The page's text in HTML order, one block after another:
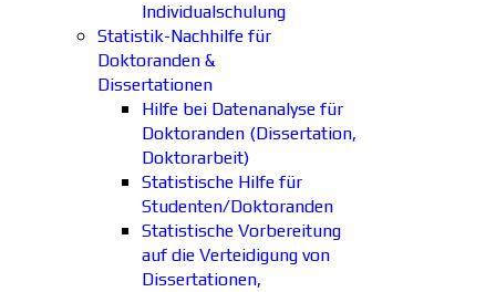
Individualschulung
Statistik-Nachhilfe für
Doktoranden &
Dissertationen
Hilfe bei Datenanalyse für
Doktoranden (Dissertation,
Doktorarbeit)
Statistische Hilfe für
Studenten/Doktoranden
Statistische Vorbereitung
auf die Verteidigung von
Dissertationen,